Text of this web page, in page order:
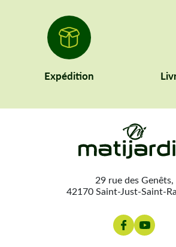
Expédition
29 rue des Genêts,
42170 Saint-Just-Saint-